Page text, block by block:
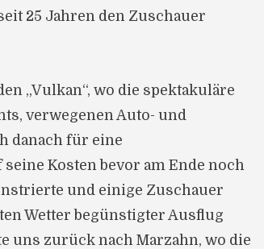
25 Jahren den Zuschauer
„Vulkan“, wo die spektakuläre
verwegenen Auto- und
danach für eine
Kosten bevor am Ende noch
und einige Zuschauer
Wetter begünstigter Ausflug
uns zurück nach Marzahn, wo die